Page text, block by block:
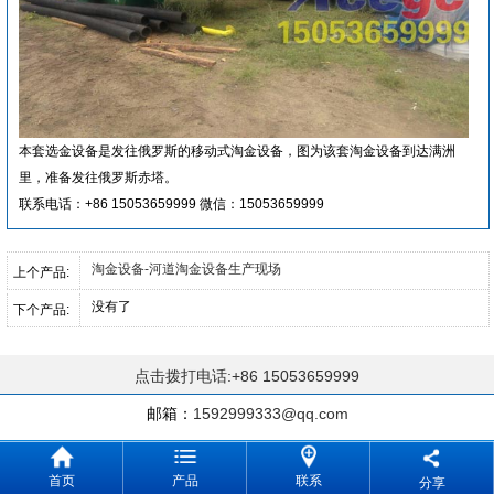
本套选金设备是发往俄罗斯的移动式淘金设备，图为该套淘金设备到达满洲
里，准备发往俄罗斯赤塔。
联系电话：+86 15053659999 微信：15053659999
上个产品: 淘金设备-河道淘金设备生产现场
下个产品: 没有了
点击拨打电话:+86 15053659999
邮箱： 1592999333@qq.com
首页 产品 联系 分享